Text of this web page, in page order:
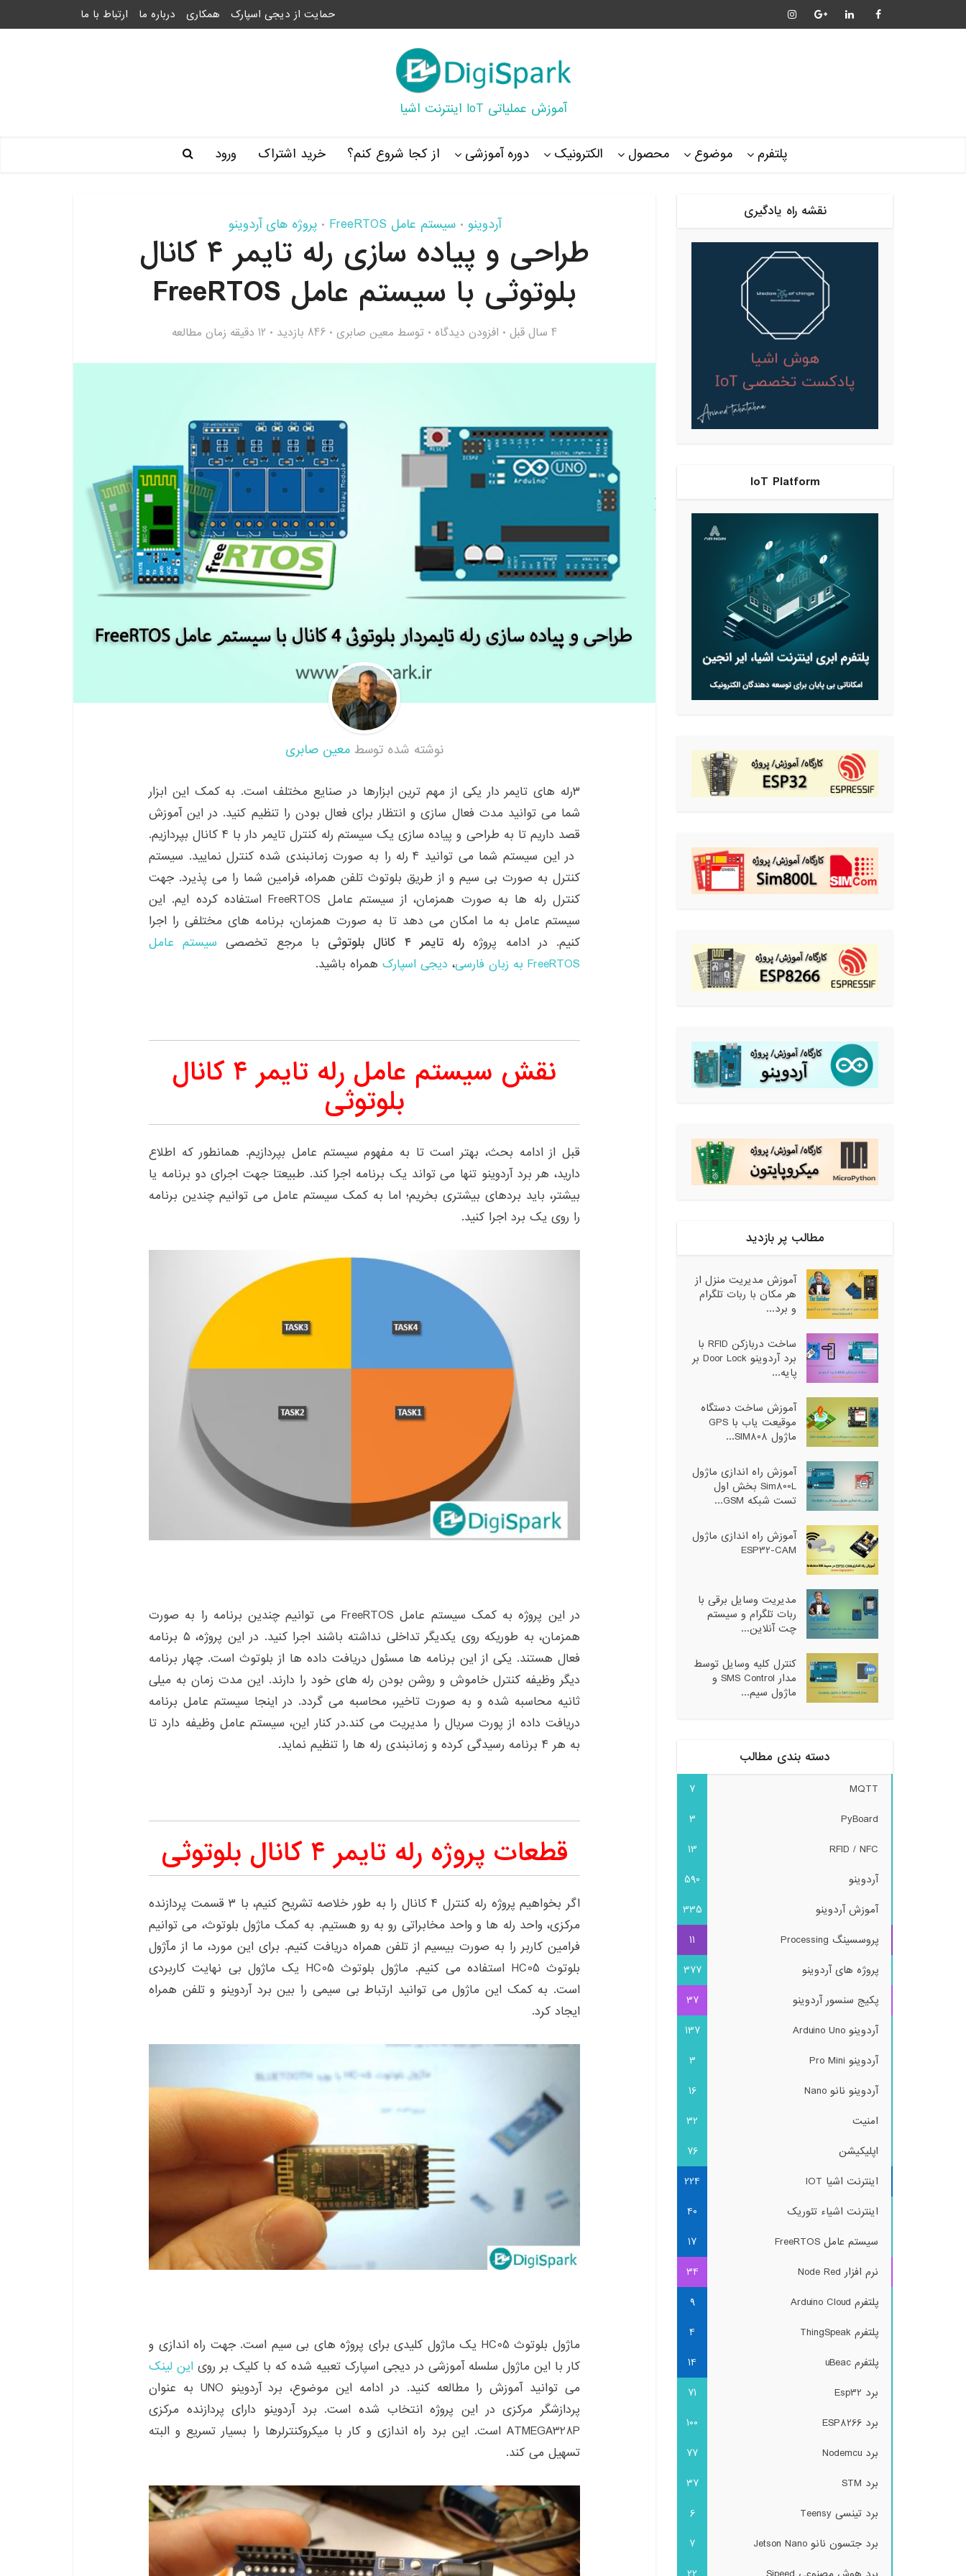
حمایت از دیجی اسپارک همکاری درباره ما ارتباط با ما
آموزش عملیاتی IoT اینترنت اشیا
پلتفرم موضوع محصول الکترونیک دوره آموزشی از کجا شروع کنم؟ خرید اشتراک ورود
آردوینو • سیستم عامل FreeRTOS • پروژه های آردوینو
طراحی و پیاده سازی رله تایمر ۴ کانال
بلوتوثی با سیستم عامل FreeRTOS
4 سال قبل افزودن دیدگاه توسط معین صابری 846 بازدید 12 دقیقه زمان مطالعه
نوشته شده توسط معین صابری
۳رله های تایمر دار یکی از مهم ترین ابزارها در صنایع مختلف است. به کمک این ابزار
شما می توانید مدت فعال سازی و انتظار برای فعال بودن را تنظیم کنید. در این آموزش
قصد داریم تا به طراحی و پیاده سازی یک سیستم رله کنترل تایمر دار با ۴ کانال بپردازیم.
در این سیستم شما می توانید ۴ رله را به صورت زمانبندی شده کنترل نمایید. سیستم
کنترل به صورت بی سیم و از طریق بلوتوث تلفن همراه، فرامین شما را می پذیرد. جهت
کنترل رله ها به صورت همزمان، از سیستم عامل FreeRTOS استفاده کرده ایم. این
سیستم عامل به ما امکان می دهد تا به صورت همزمان، برنامه های مختلفی را اجرا
کنیم. در ادامه پروژه رله تایمر ۴ کانال بلوتوثی با مرجع تخصصی سیستم عامل
FreeRTOS به زبان فارسی
، دیجی اسپارک همراه باشید.
نقش سیستم عامل رله تایمر ۴ کانال
بلوتوثی
قبل از ادامه بحث، بهتر است تا به مفهوم سیستم عامل بپردازیم. همانطور که اطلاع
دارید، هر برد آردوینو تنها می تواند یک برنامه اجرا کند. طبیعتا جهت اجرای دو برنامه یا
بیشتر، باید بردهای بیشتری بخریم؛ اما به کمک سیستم عامل می توانیم چندین برنامه
را روی یک برد اجرا کنید.
در این پروژه به کمک سیستم عامل FreeRTOS می توانیم چندین برنامه را به صورت
همزمان، به طوریکه روی یکدیگر تداخلی نداشته باشند اجرا کنید. در این پروژه، ۵ برنامه
فعال هستند. یکی از این برنامه ها مسئول دریافت داده ها از بلوتوث است. چهار برنامه
دیگر وظیفه کنترل خاموش و روشن بودن رله های خود را دارند. این مدت زمان به میلی
ثانیه محاسبه شده و به صورت تاخیر، محاسبه می گردد. در اینجا سیستم عامل برنامه
دریافت داده از پورت سریال را مدیریت می کند.در کنار این، سیستم عامل وظیفه دارد تا
به هر ۴ برنامه رسیدگی کرده و زمانبندی رله ها را تنظیم نماید.
قطعات پروژه رله تایمر ۴ کانال بلوتوثی
اگر بخواهیم پروژه رله کنترل ۴ کانال را به طور خلاصه تشریح کنیم، با ۳ قسمت پردازنده
مرکزی، واحد رله ها و واحد مخابراتی رو به رو هستیم. به کمک ماژول بلوتوث، می توانیم
فرامین کاربر را به صورت بیسیم از تلفن همراه دریافت کنیم. برای این مورد، ما از مآژول
بلوتوث HC05 استفاده می کنیم. ماژول بلوتوث HC05 یک ماژول بی نهایت کاربردی
است. به کمک این ماژول می توانید ارتباط بی سیمی را بین برد آردوینو و تلفن همراه
ایجاد کرد.
ماژول بلوتوث HC05 یک ماژول کلیدی برای پروژه های بی سیم است. جهت راه اندازی و
کار با این ماژول سلسله آموزشی در دیجی اسپارک تعبیه شده که با کلیک بر روی این لینک
می توانید آموزش را مطالعه کنید. در ادامه این موضوع، برد آردوینو UNO به عنوان
پردازشگر مرکزی در این پروژه انتخاب شده است. برد آردوینو دارای پردازنده مرکزی
ATMEGA328P است. این برد راه اندازی و کار با میکروکنترلرها را بسیار تسریع و البته
تسهیل می کند.
نقشه راه یادگیری
IoT Platform
مطالب پر بازدید
آموزش مدیریت منزل از
هر مکان با ربات تلگرام
و برد...
ساخت دربازکن RFID با
برد آردوینو Door Lock بر
پایه...
آموزش ساخت دستگاه
موقیعت یاب با GPS
ماژول SIM808...
آموزش راه اندازی ماژول
Sim800L بخش اول
تست شبکه GSM...
آموزش راه اندازی ماژول
ESP32-CAM
مدیریت وسایل برقی با
ربات تلگرام و سیستم
چت آنلاین...
کنترل کلیه وسایل توسط
مدار SMS Control و
ماژول سیم...
دسته بندی مطالب
MQTT
7
PyBoard
3
RFID / NFC
13
آردوینو
590
آموزش آردوینو
335
پروسسینگ Processing
11
پروژه های آردوینو
377
پکیج سنسور آردوینو
37
آردوینو Arduino Uno
137
آردوینو Pro Mini
3
آردوینو نانو Nano
16
امنیت
32
اپلیکیشن
76
اینترنت اشیا IOT
224
اینترنت اشیاء تئوریک
40
سیستم عامل FreeRTOS
17
نرم افزار Node Red
34
پلتفرم Arduino Cloud
9
پلتفرم ThingSpeak
4
پلتفرم uBeac
14
برد Esp32
71
برد ESP8266
100
برد Nodemcu
77
برد STM
37
برد تینسی Teensy
6
برد جتسون نانو Jetson Nano
7